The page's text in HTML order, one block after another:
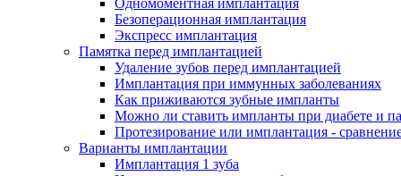
Одномоментная имплантация
Безоперационная имплантация
Экспресс имплантация
Памятка перед имплантацией
Удаление зубов перед имплантацией
Имплантация при иммунных заболеваниях
Как приживаются зубные импланты
Можно ли ставить импланты при диабете и
Протезирование или имплантация -
Варианты имплантации
Имплантация 1 зуба